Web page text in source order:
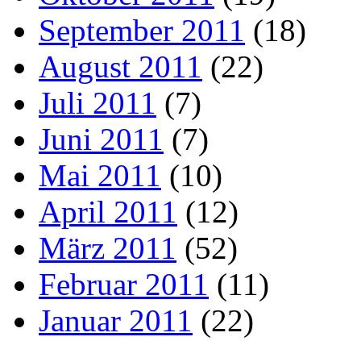
September 2011 (18)
August 2011 (22)
Juli 2011 (7)
Juni 2011 (7)
Mai 2011 (10)
April 2011 (12)
März 2011 (52)
Februar 2011 (11)
Januar 2011 (22)